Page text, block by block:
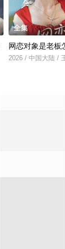
全集
网恋对象是老板
2026 / 中国大陆 /